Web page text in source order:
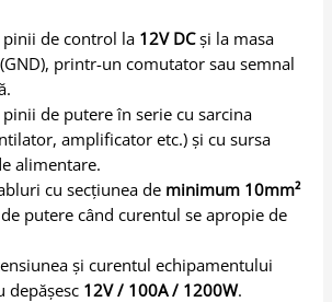
pinii de control la 12V DCși la masa
printr-un comutator sau semnal
pinii de putere în serie cu sarcina
amplificator etc.) și cu sursa
alimentare.
cu secțiunea de minimum 10mm²
putere când curentul se apropie de
și curentul echipamentului
depășesc 12V / 100A / 1200W.